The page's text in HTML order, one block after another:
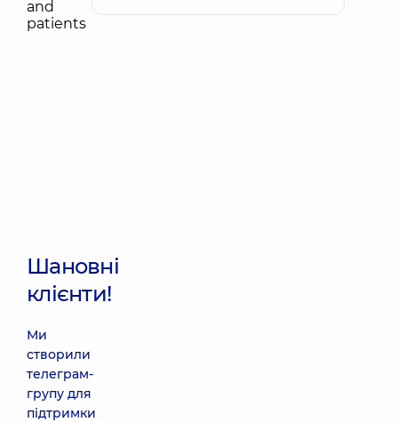
Шановні
клієнти!
Ми
створили
телеграм-
групу для
підтримки